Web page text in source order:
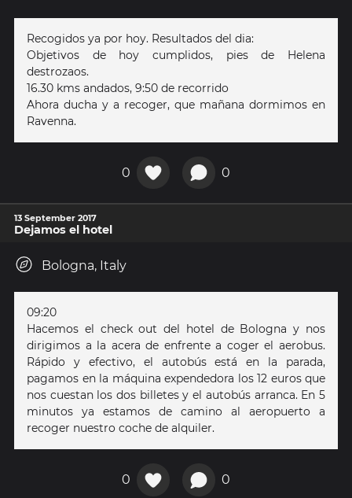
Recogidos ya por hoy. Resultados del dia:
Objetivos de hoy cumplidos, pies de Helena
destrozaos.
16.30 kms andados, 9:50 de recorrido
Ahora ducha y a recoger, que mañana dormimos en
Ravenna.
0 0
13 September 2017
Dejamos el hotel
Bologna, Italy
09:20
Hacemos el check out del hotel de Bologna y nos
dirigimos a la acera de enfrente a coger el aerobus.
Rápido y efectivo, el autobús está en la parada,
pagamos en la máquina expendedora los 12 euros que
nos cuestan los dos billetes y el autobús arranca. En 5
minutos ya estamos de camino al aeropuerto a
recoger nuestro coche de alquiler.
0 0